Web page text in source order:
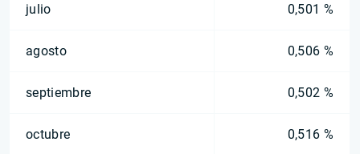
julio 0,501 %
agosto 0,506 %
septiembre 0,502 %
octubre 0,516 %